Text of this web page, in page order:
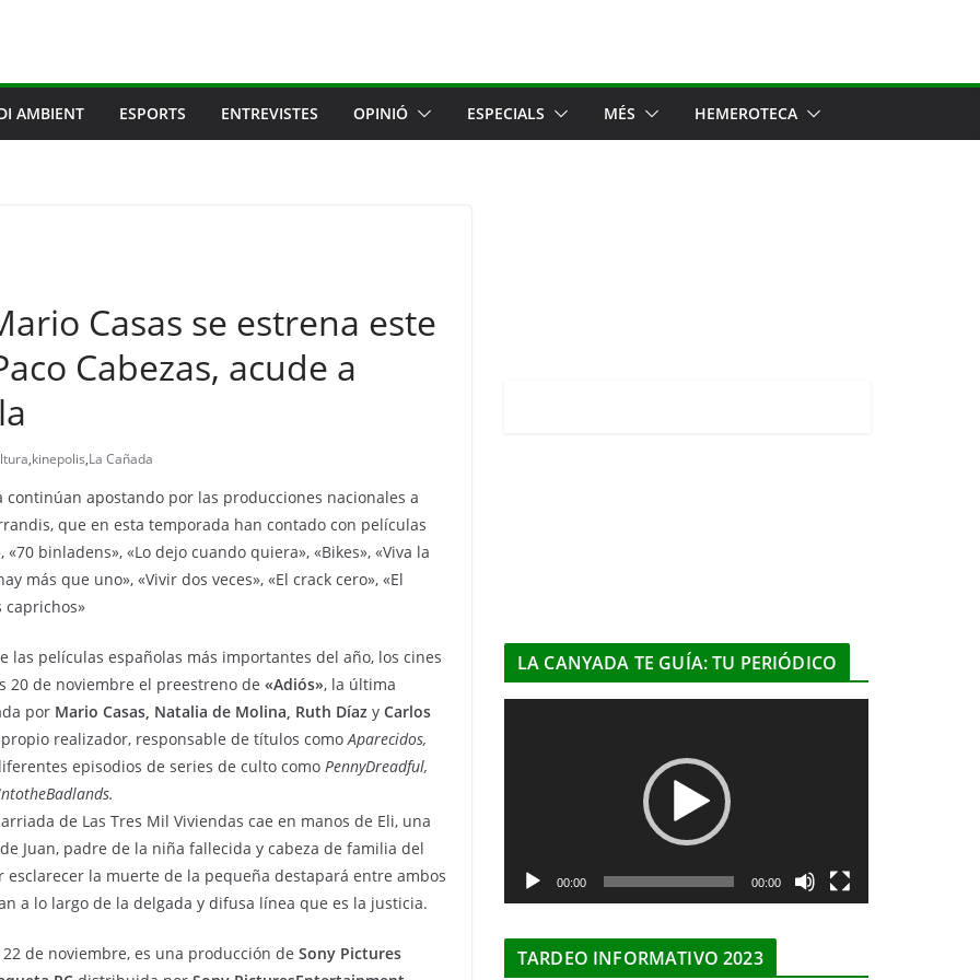
AMBIENT ESPORTS ENTREVISTES OPINIÓ ESPECIALS MÉS HEMEROTECA
Casas se estrena este
Cabezas, acude a
,kinepolis,La Cañada
apostando por las producciones nacionales a
que en esta temporada han contado con películas
binladens», «Lo dejo cuando quiera», «Bikes», «Viva la
más que uno», «Vivir dos veces», «El crack cero», «El
caprichos»
películas españolas más importantes del año, los cines
20 de noviembre el preestreno de «Adiós», la última
por Mario Casas, Natalia de Molina, Ruth Díaz y Carlos
realizador, responsable de títulos comoAparecidos,
episodios de series de culto como PennyDreadful,
de Las Tres Mil Viviendas cae en manos de Eli, una
Juan, padre de la niña fallecida y cabeza de familia del
esclarecer la muerte de la pequeña destapará entre ambos
a lo largo de la delgada y difusa línea que es la justicia.
de noviembre, es una producción de Sony Pictures
LA CANYADA TE GUÍA: TU PERIÓDICO
c
00:00 00:00
TARDEO INFORMATIVO 2023